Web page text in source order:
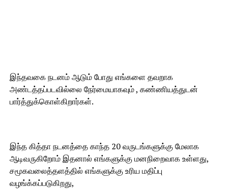
இந்தவகை நடனம் ஆடும் போது எங்களை தவறாக
அண்டத்தப்படவில்லை நேர்மையாகவும் , கண்ணியத்துடன்
பார்த்துக்கொள்கிறார்கள்.
இந்த கித்தா நடனத்தை காந்த 20 வருடங்களுக்கு மேலாக
ஆடிவருகிறோம் இதனால் எங்களுக்கு மனநிறைவாக உள்ளது,
சமூகவலைத்தளத்தில் எங்களுக்கு உரிய மதிப்பு
வழங்க்கப்படுகிறது,